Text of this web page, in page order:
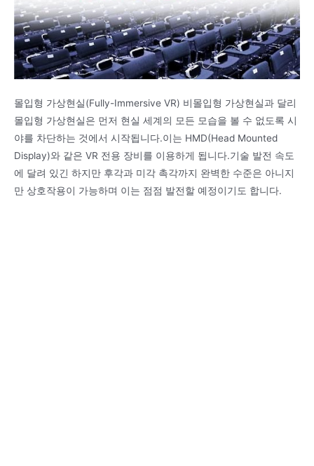
몰입형 가상현실(Fully-Immersive VR) 비몰입형 가상현실과 달리
몰입형 가상현실은 먼저 현실 세계의 모든 모습을 볼 수 없도록 시
야를 차단하는 것에서 시작됩니다.이는 HMD(Head Mounted
Display)와 같은 VR 전용 장비를 이용하게 됩니다.기술 발전 속도
에 달려 있긴 하지만 후각과 미각 촉각까지 완벽한 수준은 아니지
만 상호작용이 가능하며 이는 점점 발전할 예정이기도 합니다.